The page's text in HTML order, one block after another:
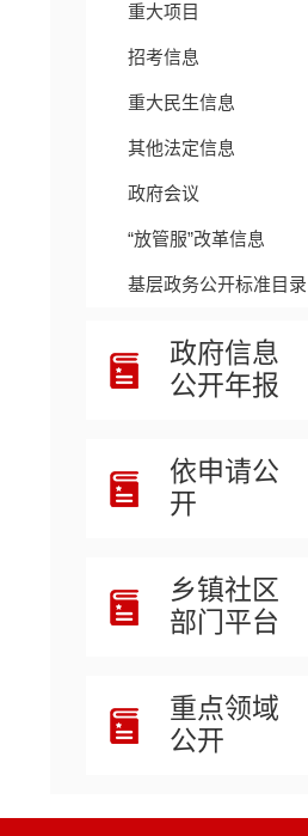
重大项目
招考信息
重大民生信息
其他法定信息
政府会议
“放管服”改革信息
基层政务公开标准目录
政府信息
公开年报
依申请公
开
乡镇社区
部门平台
重点领域
公开